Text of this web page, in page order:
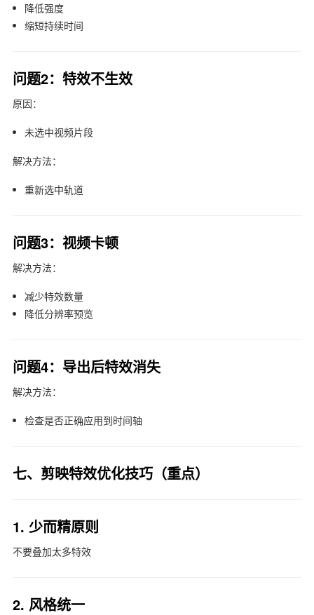
降低强度
缩短持续时间
问题2：特效不生效
原因：
未选中视频片段
解决方法：
重新选中轨道
问题3：视频卡顿
解决方法：
减少特效数量
降低分辨率预览
问题4：导出后特效消失
解决方法：
检查是否正确应用到时间轴
七、剪映特效优化技巧（重点）
1. 少而精原则
不要叠加太多特效
2. 风格统一